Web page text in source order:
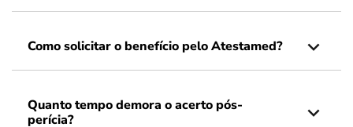
Como solicitar o benefício pelo Atestamed?
Quanto tempo demora o acerto pós-
perícia?